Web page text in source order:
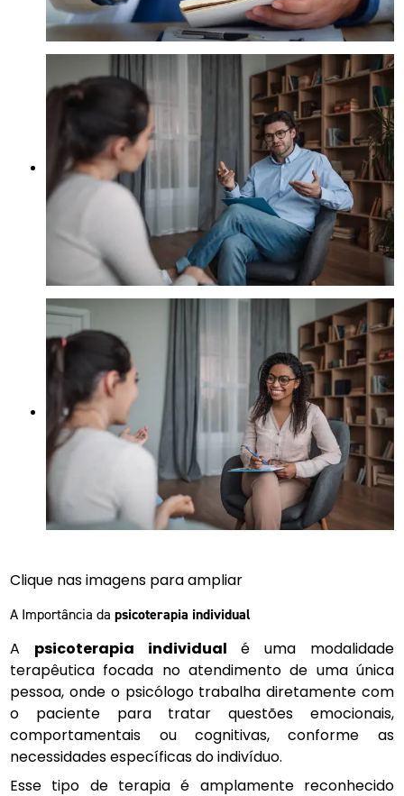
Clique nas imagens para ampliar
A Importância dapsicoterapia individual
A psicoterapia individual é uma modalidade
terapêutica focada no atendimento de uma única
pessoa, onde o psicólogo trabalha diretamente com
o paciente para tratar questões emocionais,
comportamentais ou cognitivas, conforme as
necessidades específicas do indivíduo.
Esse tipo de terapia é amplamente reconhecido